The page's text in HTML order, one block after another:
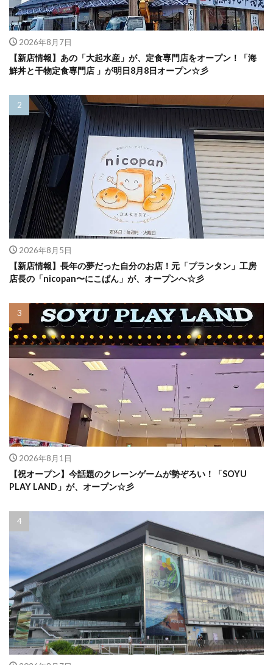
2026年8月7日
【新店情報】あの「大起水産」が、定食専門店をオープン！「海
鮮丼と干物定食専門店 」が明日8月8日オープン☆彡
2026年8月5日
【新店情報】長年の夢だった自分のお店！元「プランタン」工房
店長の「nicopan〜にこぱん」が、オープンへ☆彡
2026年8月1日
【祝オープン】今話題のクレーンゲームが勢ぞろい！「SOYU
PLAY LAND」が、オープン☆彡